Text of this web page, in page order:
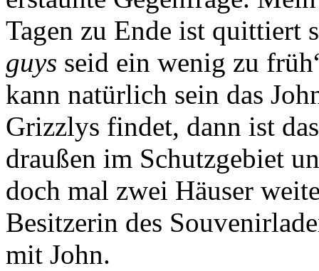
Tagen zu Ende ist quittiert
guys seid ein wenig zu
kann natürlich sein das
Grizzlys findet, dann ist
draußen im Schutzgebiet
doch mal zwei Häuser
Besitzerin des
mit John.